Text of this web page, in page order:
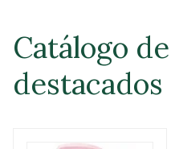
Catálogo
destacados